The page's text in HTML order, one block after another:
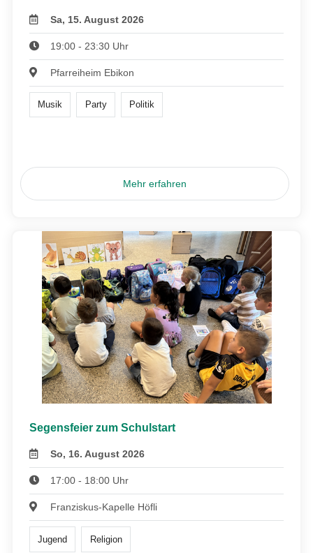
Sa, 15. August 2026
19:00 - 23:30 Uhr
Pfarreiheim Ebikon
Musik Party Politik
Mehr erfahren
Segensfeier zum Schulstart
So, 16. August 2026
17:00 - 18:00 Uhr
Franziskus-Kapelle Höfli
Jugend Religion